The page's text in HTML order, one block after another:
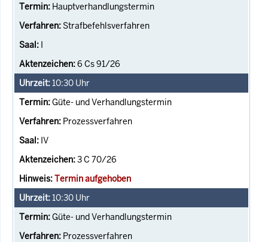
Hauptverhandlungstermin
Strafbefehlsverfahren
I
6 Cs 91/26
10:30 Uhr
Güte- und Verhandlungstermin
Prozessverfahren
IV
3 C 70/26
Termin aufgehoben
10:30 Uhr
Güte- und Verhandlungstermin
Prozessverfahren